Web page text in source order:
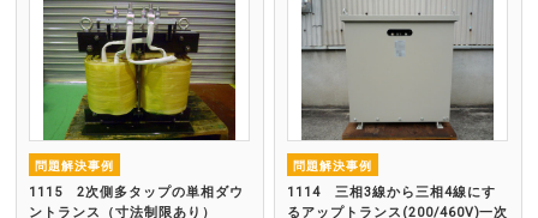
問題解決事例
1115 2次側多タップの単相ダウ
ントランス（寸法制限あり）
問題解決事例
1114 三相3線から三相4線にす
るアップトランス(200/460V)一次